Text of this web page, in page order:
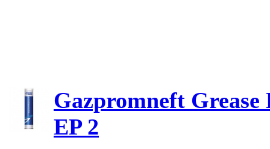
Gazpromneft
EP 2